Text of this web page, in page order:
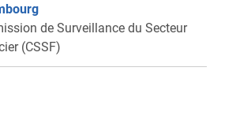
de Surveillance du Secteur
(CSSF)